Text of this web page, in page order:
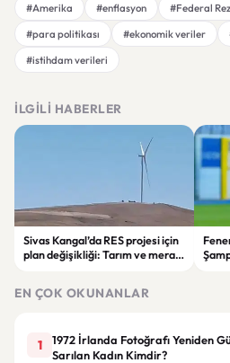
#Amerika #enflasyon #Federal
#para politikası
#ekonomik veriler
#istihdam verileri
İLGILI HABERLER
Sivas Kangal’da RES projesi için
plan değişikliği: Tarım ve mera
EN ÇOK OKUNANLAR
1
1972 İrlanda Fotoğrafı Yeniden
Sarılan Kadın Kimdir?